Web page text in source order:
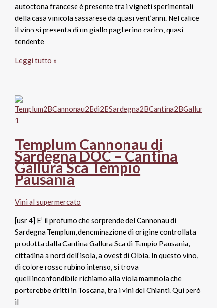
autoctona francese è presente tra i vigneti sperimentali
della casa vinicola sassarese da quasi vent’anni. Nel calice
il vino si presenta di un giallo paglierino carico, quasi
tendente
Alghero
Arenarie
2014,
Sella
Mosca
Leggi tutto »
Templum Cannonau di
Sardegna DOC – Cantina
Gallura Sca Tempio
Pausania
Vini al supermercato
[usr 4] E’ il profumo che sorprende del Cannonau di
Sardegna Templum, denominazione di origine controllata
prodotta dalla Cantina Gallura Sca di Tempio Pausania,
cittadina a nord dell’isola, a ovest di Olbia. In questo vino,
di colore rosso rubino intenso, si trova
quell’inconfondibile richiamo alla viola mammola che
porterebbe dritti in Toscana, tra i vini del Chianti. Qui però
il